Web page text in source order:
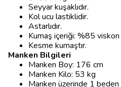
Seyyar kuşaklıdır.
Kol ucu lastiklidir.
Astarlıdır.
Kumaş içeriği: %85
Kesme kumaştır.
Manken Bilgileri
Manken Boy: 176 cm
Manken Kilo: 53 kg
Manken üzerinde 1 beden